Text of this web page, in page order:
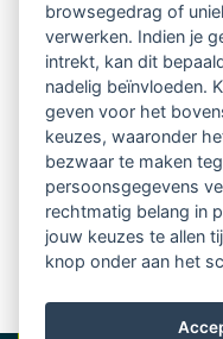
nieuws op het
begeleiden
informatie
Aanmelden
browsegedrag of
verwerken. Indien je
intrekt, kan dit
nadelig beïnvloeden.
geven voor het
keuzes, waaronder
bezwaar te maken
persoonsgegevens
rechtmatig belang in
jouw keuzes te allen
knop onder aan het